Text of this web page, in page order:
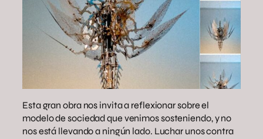
Esta gran obra nos invita a reflexionar sobre el
modelo de sociedad que venimos sosteniendo, y no
nos está llevando a ningún lado. Luchar unos contra